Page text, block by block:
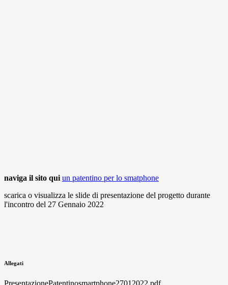
naviga il sito qui un patentino per lo smatphone
scarica o visualizza le slide di presentazione del progetto durante
l'incontro del 27 Gennaio 2022
Allegati
PresentazionePatentinosmartphone27012022.pdf